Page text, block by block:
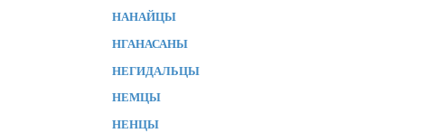
НАНАЙЦЫ
НГАНАСАНЫ
НЕГИДАЛЬЦЫ
НЕМЦЫ
НЕНЦЫ